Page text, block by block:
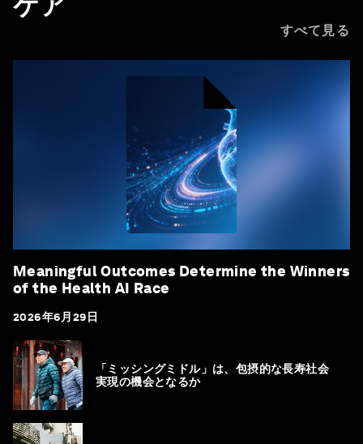
すべて見る
Meaningful Outcomes Determine the Winners
of the Health AI Race
2026年6月29日
「ミッシングミドル」は、包摂的な長寿社会
実現の機会となるか